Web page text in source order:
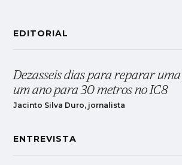
EDITORIAL
Dezasseis dias para reparar uma
um ano para 30 metros no IC8
Jacinto Silva Duro, jornalista
ENTREVISTA